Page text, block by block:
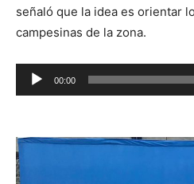
señaló que la idea es orientar
campesinas de la zona.
Reproductor
de
00:00